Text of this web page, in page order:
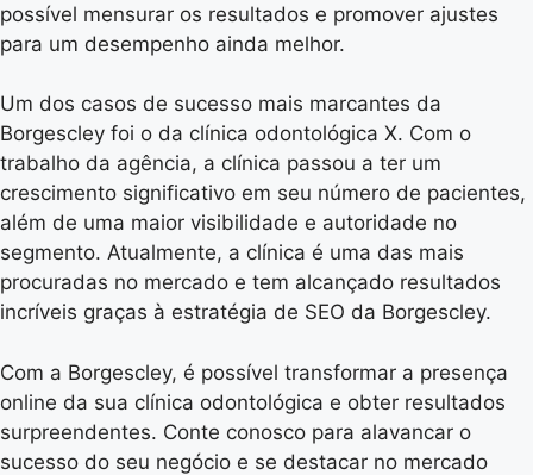
possível mensurar os resultados e promover ajustes
para um desempenho ainda melhor.
Um dos casos de sucesso mais marcantes da
Borgescley foi o da clínica odontológica X. Com o
trabalho da agência, a clínica passou a ter um
crescimento significativo em seu número de pacientes,
além de uma maior visibilidade e autoridade no
segmento. Atualmente, a clínica é uma das mais
procuradas no mercado e tem alcançado resultados
incríveis graças à estratégia de SEO da Borgescley.
Com a Borgescley, é possível transformar a presença
online da sua clínica odontológica e obter resultados
surpreendentes. Conte conosco para alavancar o
sucesso do seu negócio e se destacar no mercado